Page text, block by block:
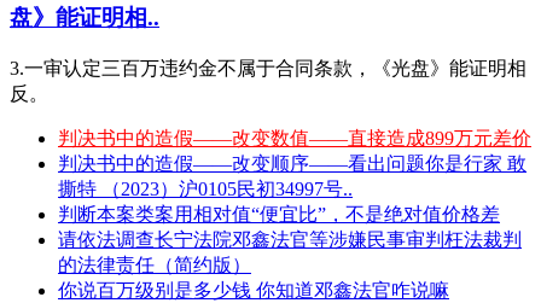
盘》能证明相..
3.一审认定三百万违约金不属于合同条款，《光盘》能证明相
反。
判决书中的造假——改变数值——直接造成899万元差价
判决书中的造假——改变顺序——看出问题你是行家 敢
撕特 （2023）沪0105民初34997号..
判断本案类案用相对值“便宜比”，不是绝对值价格差
请依法调查长宁法院邓鑫法官等涉嫌民事审判枉法裁判
的法律责任（简约版）
你说百万级别是多少钱 你知道邓鑫法官咋说嘛